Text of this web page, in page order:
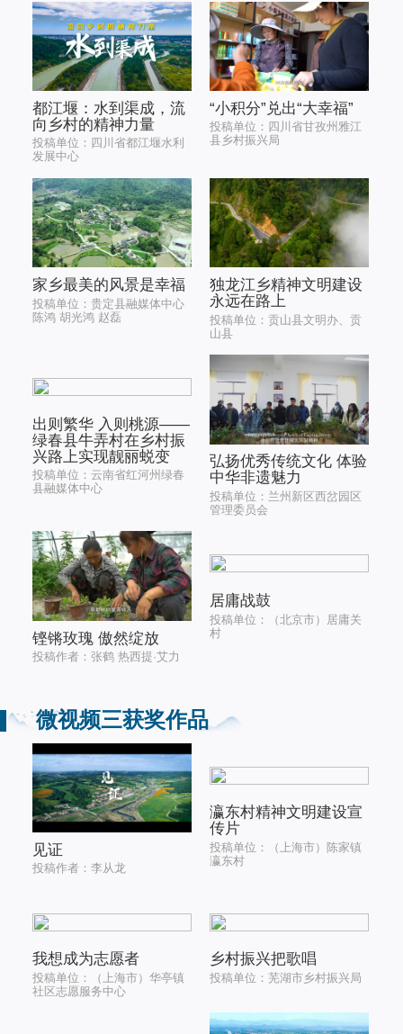
都江堰：水到渠成，流
向乡村的精神力量
投稿单位：四川省都江堰水利
发展中心
“小积分”兑出“大幸福”
投稿单位：四川省甘孜州雅江
县乡村振兴局
家乡最美的风景是幸福
投稿单位：贵定县融媒体中心
陈鸿 胡光鸿 赵磊
独龙江乡精神文明建设
永远在路上
投稿单位：贡山县文明办、贡
山县
出则繁华 入则桃源——
绿春县牛弄村在乡村振
兴路上实现靓丽蜕变
投稿单位：云南省红河州绿春
县融媒体中心
弘扬优秀传统文化 体验
中华非遗魅力
投稿单位：兰州新区西岔园区
管理委员会
铿锵玫瑰 傲然绽放
投稿作者：张鹤 热西提·艾力
居庸战鼓
投稿单位：（北京市）居庸关
村
微视频三获奖作品
见证
投稿作者：李从龙
瀛东村精神文明建设宣
传片
投稿单位：（上海市）陈家镇
瀛东村
我想成为志愿者
投稿单位：（上海市）华亭镇
社区志愿服务中心
乡村振兴把歌唱
投稿单位：芜湖市乡村振兴局